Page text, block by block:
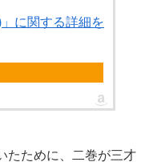
に関する詳細を
たために、二巻が三才